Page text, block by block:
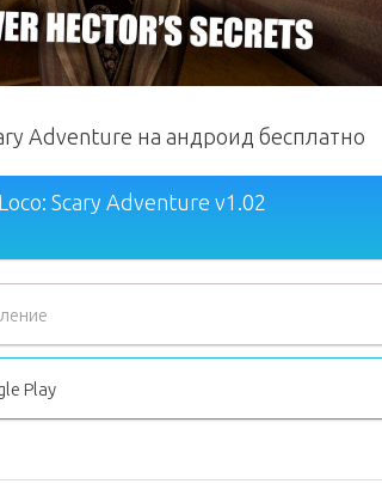
Adventure на андроид бесплатно
Scary Adventure v1.02
Play